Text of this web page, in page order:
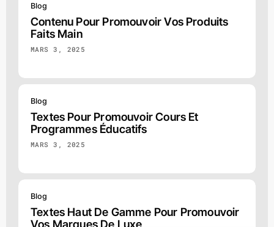
Blog
Contenu Pour Promouvoir Vos Produits
Faits Main
MARS 3, 2025
Blog
Textes Pour Promouvoir Cours Et
Programmes Éducatifs
MARS 3, 2025
Blog
Textes Haut De Gamme Pour Promouvoir
Vos Marques De Luxe